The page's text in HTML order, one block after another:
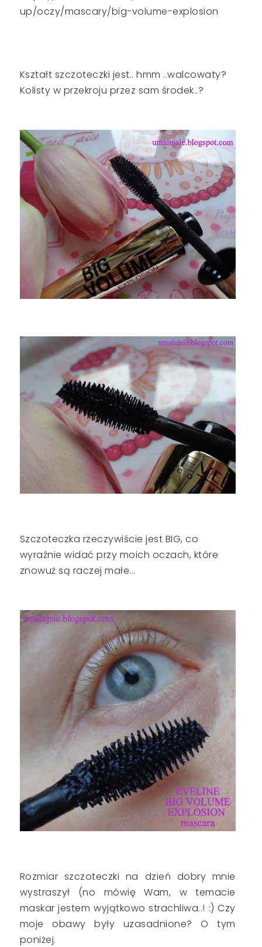
up/oczy/mascary/big-volume-explosion
Kształt szczoteczki jest.. hmm ..walcowaty?
Kolisty w przekroju przez sam środek..?
Szczoteczka rzeczywiście jest BIG, co
wyraźnie widać przy moich oczach, które
znowuż są raczej małe...
Rozmiar szczoteczki na dzień dobry mnie
wystraszył (no mówię Wam, w temacie
maskar jestem wyjątkowo strachliwa..! :) Czy
moje obawy były uzasadnione? O tym
poniżej.